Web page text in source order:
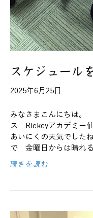
スケジュール
2025年6月25日
みなさまこんにちは。
ス Rickeyアカデミ
あいにくの天気でした
で 金曜日からは晴れ
続きを読む